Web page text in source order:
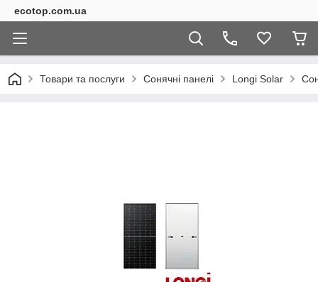
ecotop.com.ua
Товари та послуги Сонячні панелі Longi Solar